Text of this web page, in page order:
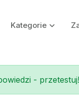
Kategorie
-